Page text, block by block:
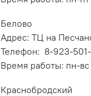
Белово
Адрес: ТЦ на
Телефон: 8-923-
Время работы: пн-
Краснобродский